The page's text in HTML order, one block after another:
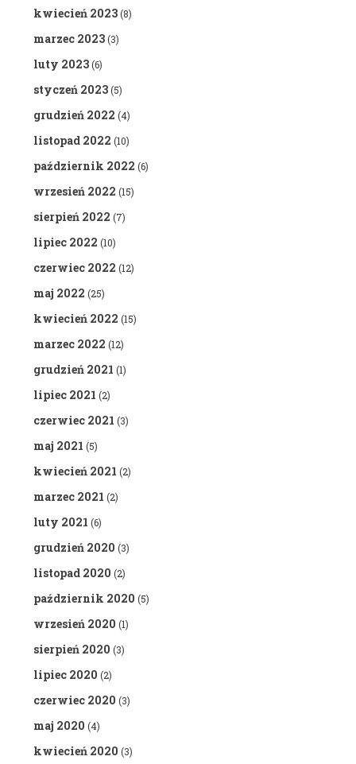
kwiecień 2023(8)
marzec 2023(3)
luty 2023(6)
styczeń 2023(5)
grudzień 2022 (4)
listopad 2022 (10)
październik 2022 (6)
wrzesień 2022 (15)
sierpień 2022 (7)
lipiec 2022 (10)
czerwiec 2022 (12)
maj 2022 (25)
kwiecień 2022 (15)
marzec 2022 (12)
grudzień 2021 (1)
lipiec 2021 (2)
czerwiec 2021 (3)
maj 2021 (5)
kwiecień 2021 (2)
marzec 2021 (2)
luty 2021 (6)
grudzień 2020 (3)
listopad 2020 (2)
październik 2020 (5)
wrzesień 2020 (1)
sierpień 2020 (3)
lipiec 2020 (2)
czerwiec 2020 (3)
maj 2020 (4)
kwiecień 2020 (3)